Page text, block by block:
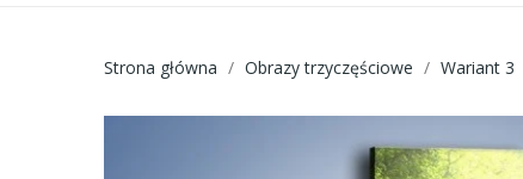
Strona główna Obrazy trzyczęściowe Wariant 3